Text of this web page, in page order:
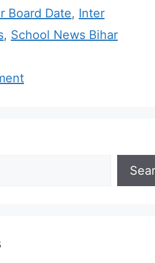
Board Date, Inter
, School News Bihar